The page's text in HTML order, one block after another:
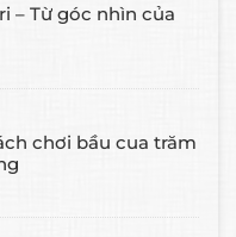
– Từ góc nhìn của
chơi bầu cua trăm